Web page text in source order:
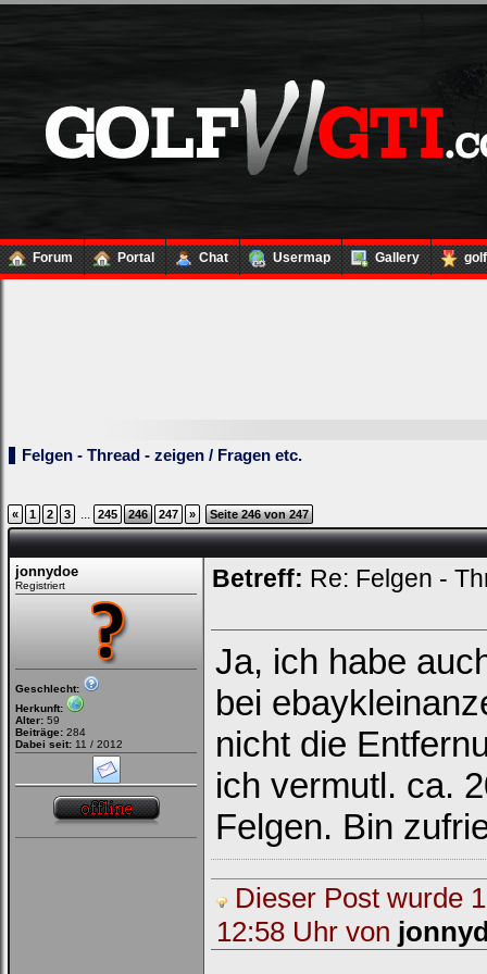
Forum Portal Chat Usermap Gallery
Felgen - Thread - zeigen / Fragen etc.
« 1 2 3 ... 245 246 247 » Seite 246 von 247
jonnydoe
Registriert
Geschlecht:
Herkunft:
Alter: 59
Beiträge: 284
Dabei seit: 11 / 2012
Betreff: Re: Felgen -
Ja, ich habe
bei
nicht die
ich vermutl. ca.
Felgen. Bin
Dieser Post wurde
12:58 Uhr von